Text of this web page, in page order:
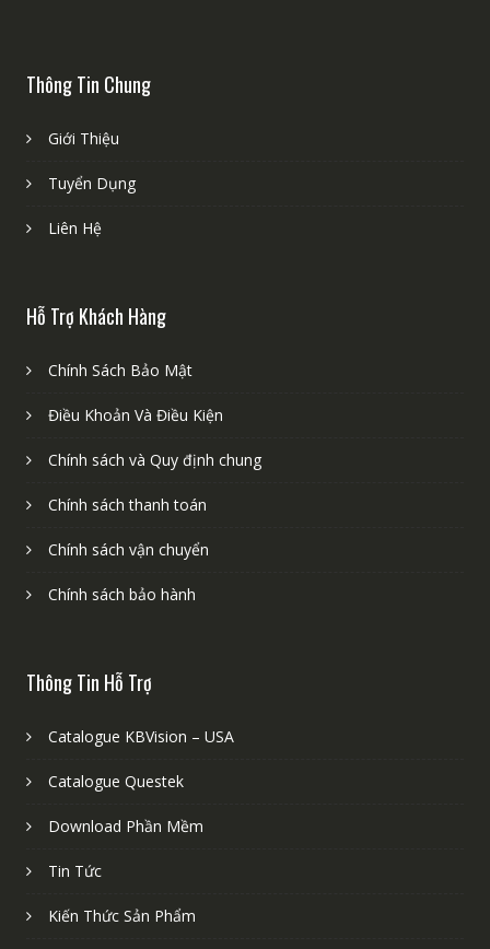
Thông Tin Chung
Giới Thiệu
Tuyển Dụng
Liên Hệ
Hỗ Trợ Khách Hàng
Chính Sách Bảo Mật
Điều Khoản Và Điều Kiện
Chính sách và Quy định chung
Chính sách thanh toán
Chính sách vận chuyển
Chính sách bảo hành
Thông Tin Hỗ Trợ
Catalogue KBVision – USA
Catalogue Questek
Download Phần Mềm
Tin Tức
Kiến Thức Sản Phẩm